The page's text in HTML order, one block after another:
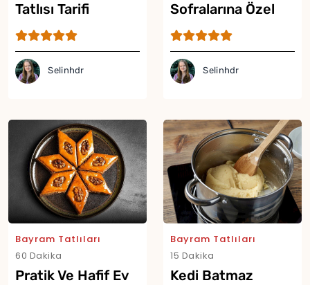
Tatlısı Tarifi
Selinhdr
Sofralarına Özel
Şöbiyet Tatlısı
(Videolu)
Selinhdr
Bayram Tatlıları
60 Dakika
Pratik Ve Hafif Ev
Bayram Tatlıları
15 Dakika
Kedi Batmaz